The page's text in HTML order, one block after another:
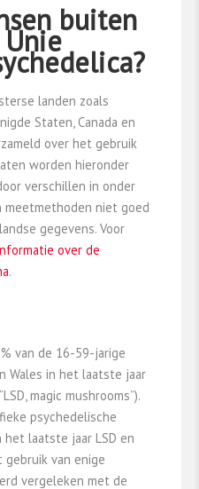
buiten
landen zoals
Staten, Canada en
over het gebruik
worden hieronder
verschillen in onder
niet goed
gegevens. Voor
over de
.
van de 16-59-jarige
Wales in het laatste jaar
magic mushrooms”).
psychedelische
laatste jaar LSD en
gebruik van enige
vergeleken met de